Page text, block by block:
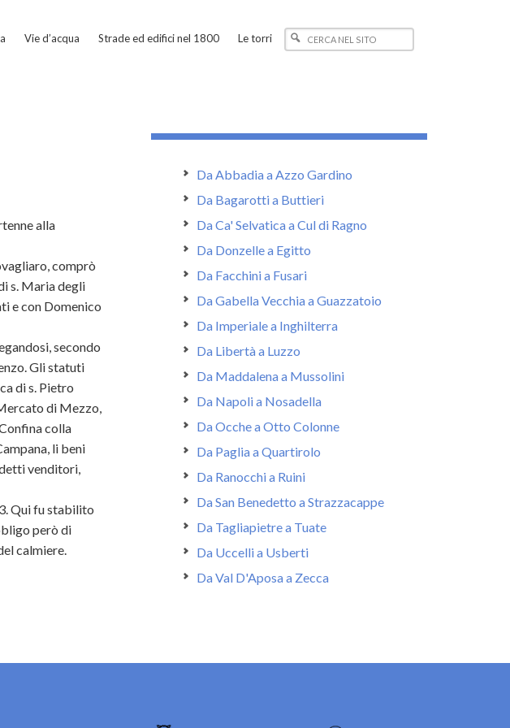
Vie d’acqua Strade ed edifici nel 1800 Le torri
alla
comprò
s. Maria degli
e con Domenico
secondo
Gli statuti
di s. Pietro
di Mezzo,
colla
li beni
venditori,
Qui fu stabilito
però di
calmiere.
Da Abbadia a Azzo Gardino
Da Bagarotti a Buttieri
Da Ca' Selvatica a Cul di Ragno
Da Donzelle a Egitto
Da Facchini a Fusari
Da Gabella Vecchia a Guazzatoio
Da Imperiale a Inghilterra
Da Libertà a Luzzo
Da Maddalena a Mussolini
Da Napoli a Nosadella
Da Ocche a Otto Colonne
Da Paglia a Quartirolo
Da Ranocchi a Ruini
Da San Benedetto a Strazzacappe
Da Tagliapietre a Tuate
Da Uccelli a Usberti
Da Val D'Aposa a Zecca